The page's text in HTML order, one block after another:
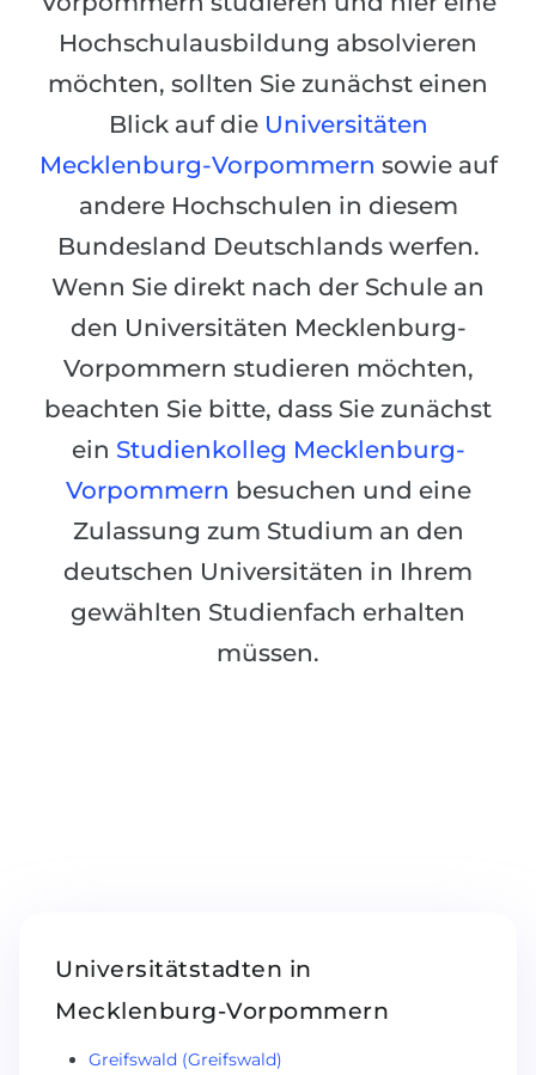
Städte
BERUFE
Berufe
Beispiel-Stellenangebote
BERUFSORIENTIERUNG
Holland-Test
Interessenkarte-Test
RIASEC-Test
Erfolgzu
100%
Unsere Studierenden werden
BEWERBEN FÜR FACHRICHTUNG …
Medizin
Ingenieurwesen
Physik
Management
Anderes Fach
Ukraine
Kasachstan
Aserbaidschan
Armenien
Belarus
Anderes Land
BERATUNG BUCHEN
Hochschulausbildung absolvieren
möchten, sollten Sie zunächst einen
Blick auf die Universitäten
Mecklenburg-Vorpommern sowie auf
andere Hochschulen in diesem
Bundesland Deutschlands werfen.
Wenn Sie direkt nach der Schule an
den Universitäten Mecklenburg-
Vorpommern studieren möchten,
beachten Sie bitte, dass Sie zunächst
ein Studienkolleg Mecklenburg-
Vorpommern besuchen und eine
Zulassung zum Studium an den
deutschen Universitäten in Ihrem
gewählten Studienfach erhalten
müssen.
Universitätstadten in
Mecklenburg-Vorpommern
Greifswald (Greifswald)